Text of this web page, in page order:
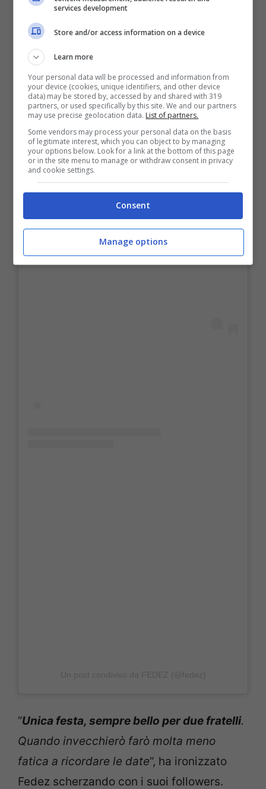
Visualizza questo post su Instagram
“Unica festa, sempre bello per due fratelli.
Quando invecchierò farò molta meno
fatica a ricordare le date“, ha ironizzato
Fedez scherzando con i suoi followers.
services development
Store and/or access information on a device
Learn more
Your personal data will be processed and information from
your device (cookies, unique identifiers, and other device
data) may be stored by, accessed by and shared with 319
partners, or used specifically by this site. We and our partners
may use precise geolocation data. List of partners.
Some vendors may process your personal data on the basis
of legitimate interest, which you can object to by managing
your options below. Look for a link at the bottom of this page
or in the site menu to manage or withdraw consent in privacy
and cookie settings.
Consent
Manage options